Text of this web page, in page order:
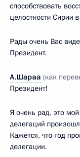
способствовать
целостности Сирии
Рады очень Вас
Президент.
А.Шараа (как
Президент!
Я очень рад, это
делегаций
Кажется, что год
делегации.